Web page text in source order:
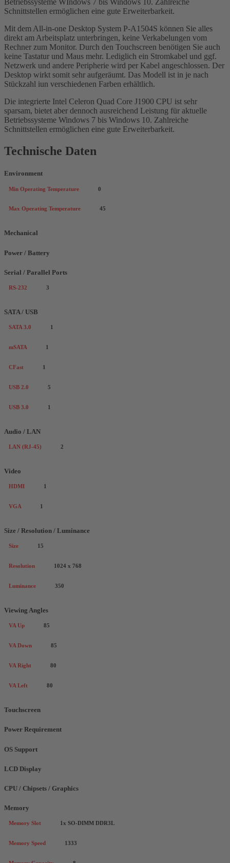
Betriebssysteme WIndows 7 bis Windows 10. Zahlreiche
Schnittstellen ermöglichen eine gute Erweiterbarkeit.
Mit dem All-in-one Desktop System P-A1504S können Sie alles
direkt am Arbeitsplatz unterbringen, keine Verkabelungen vom
Rechner zum Monitor. Durch den Touchscreen benötigen Sie auch
keine Tastatur und Maus mehr. Lediglich ein Stromkabel und ggf.
Netzwerk und andere Peripherie wird per Kabel angeschlossen. Der
Desktop wirkt somit sehr aufgeräumt. Das Modell ist in je nach
Stückzahl iun verschiedenen Farben erhältlich.
Die integrierte Intel Celeron Quad Core J1900 CPU ist sehr
sparsam, bietet aber dennoch ausreichend Leistung für aktuelle
Betriebssysteme Windows 7 bis Windows 10. Zahlreiche
Schnittstellen ermöglichen eine gute Erweiterbarkeit.
Technische Daten
Environment
Min Operating Temperature 0
Max Operating Temperature 45
Mechanical
Power / Battery
Serial / Parallel Ports
RS-232 3
SATA / USB
SATA 3.0 1
mSATA 1
CFast 1
USB 2.0 5
USB 3.0 1
Audio / LAN
LAN (RJ-45) 2
Video
HDMI 1
VGA 1
Size / Resolution / Luminance
Size 15
Resolution 1024 x 768
Luminance 350
Viewing Angles
VA Up 85
VA Down 85
VA Right 80
VA Left 80
Touchscreen
Power Requirement
OS Support
LCD Display
CPU / Chipsets / Graphics
Memory
Memory Slot 1x SO-DIMM DDR3L
Memory Speed 1333